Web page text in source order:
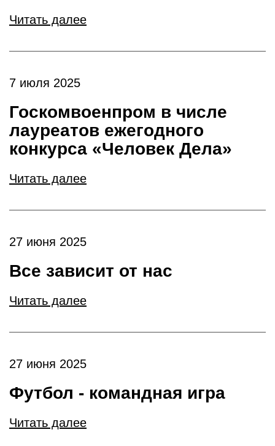
Читать далее
7 июля 2025
Госкомвоенпром в числе
лауреатов ежегодного
конкурса «Человек Дела»
Читать далее
27 июня 2025
Все зависит от нас
Читать далее
27 июня 2025
Футбол - командная игра
Читать далее